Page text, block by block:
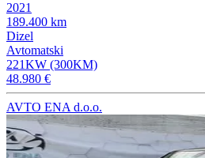
2021
189.400 km
Dizel
Avtomatski
221KW (300KM)
48.980 €
AVTO ENA d.o.o.